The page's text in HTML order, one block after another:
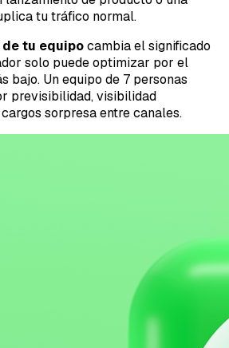
tu tráfico normal.
tu equipocambia el significado
solo puede optimizar por el
bajo. Un equipo de 7 personas
previsibilidad, visibilidad
sorpresa entre canales.